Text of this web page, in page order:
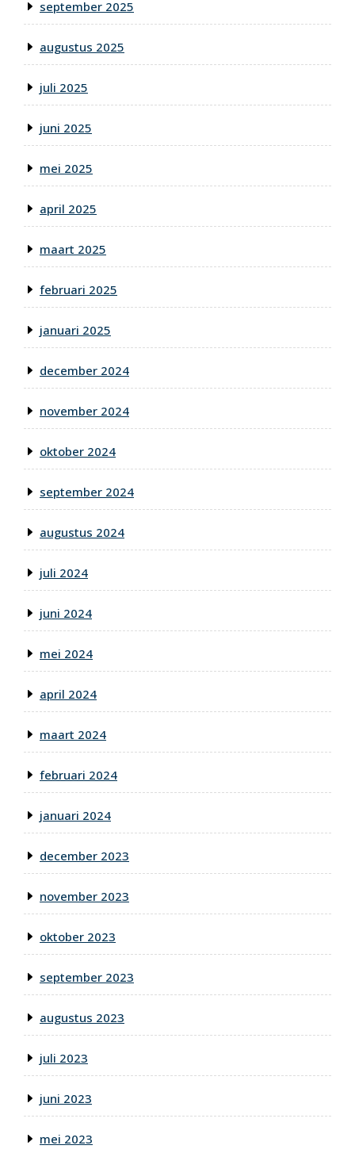
september 2025
augustus 2025
juli 2025
juni 2025
mei 2025
april 2025
maart 2025
februari 2025
januari 2025
december 2024
november 2024
oktober 2024
september 2024
augustus 2024
juli 2024
juni 2024
mei 2024
april 2024
maart 2024
februari 2024
januari 2024
december 2023
november 2023
oktober 2023
september 2023
augustus 2023
juli 2023
juni 2023
mei 2023